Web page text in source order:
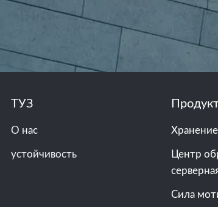
ТУЗ
О нас
устойчивость
Центр
Сила